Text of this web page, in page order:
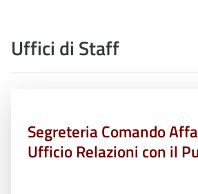
Uffici di Staff
Segreteria Comando
Ufficio Relazioni con il